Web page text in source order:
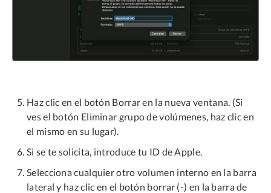
Haz clic en el botón Borrar en la nueva ventana. (Si
ves el botón Eliminar grupo de volúmenes, haz clic en
el mismo en su lugar).
Si se te solicita, introduce tu ID de Apple.
Selecciona cualquier otro volumen interno en la barra
lateral y haz clic en el botón borrar (-) en la barra de